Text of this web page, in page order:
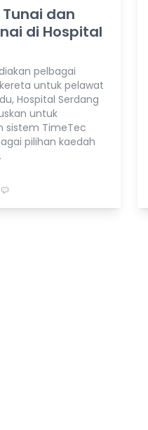
Tunai dan
di Hospital
pelbagai
untuk pelawat
Hospital Serdang
untuk
sistem TimeTec
pilihan kaedah